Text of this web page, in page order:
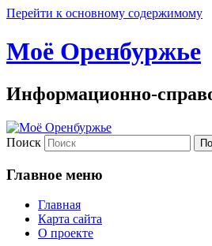
Перейти к основному содержимому
Моё Оренбуржье
Информационно-
Поиск
Главное меню
Главная
Карта сайта
О проекте